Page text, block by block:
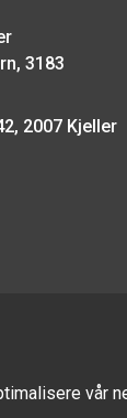
vår
3183
2007 Kjeller